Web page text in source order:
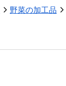
野菜の加工品